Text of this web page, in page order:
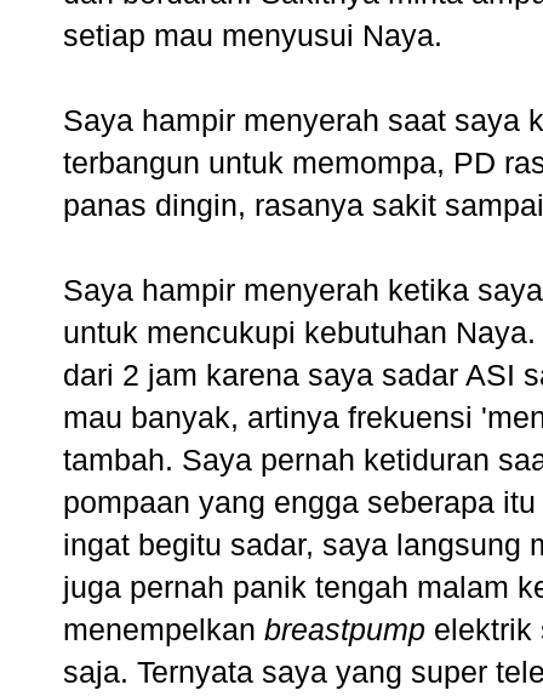
setiap mau menyusui Naya.
Saya hampir menyerah saat saya
terbangun untuk memompa, PD
panas dingin, rasanya sakit
Saya hampir menyerah ketika
untuk mencukupi kebutuhan
dari 2 jam karena saya sadar ASI
mau banyak, artinya frekuensi
tambah. Saya pernah ketiduran
pompaan yang engga seberapa
ingat begitu sadar, saya langsung
juga pernah panik tengah malam
menempelkan breastpump elektrik
saja. Ternyata saya yang super